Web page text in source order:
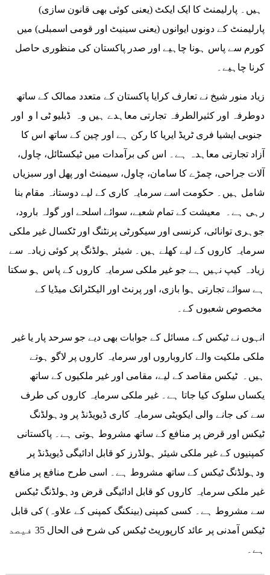
ہیں۔ پارلیمنٹ کا ایک ایکٹ (یعنی کوئی بھی قانون سازی)
پارلیمنٹ کے دونوں ایوانوں (یعنی سینیٹ اور قومی اسمبلی) میں
کورم سے پاس ہونا چاہیے اور صدر پاکستان کی منظوری حاصل
کرنا چاہیے۔
دوطرفہ اور کثیرالطرفہ تجارتی معاہدے ہیں وہ ڈبلیو ٹی ا و اور
جنوبی ایشیا فری ٹریڈ ایریا کا رکن ہے اور چین کے ساتھ اس کا
آزاد تجارتی معاہدہ ہے۔ اس کی برآمدات میں ٹیکسٹائل، چاول،
آلات جراحی، چمڑے کا سامان، چاول، سیمنٹ اور پھل اور سبزیاں
شامل ہیں۔ حکومت اسے سرمایہ کاری کے لیے دوستانہ مقام بنا
رہی ہے۔ معیشت کے تمام شعبے، سوائے اسلحے اور گولہ بارود،
جوہری توانائی، کرنسی اور سیکورٹی پرنٹنگ اور ٹکسال غیر ملکی
سرمایہ کاروں کے لیے کھلے ہیں۔ شیئر ہولڈنگ پر کوئی زیادہ سے
زیادہ کیپ نہیں ہے جو غیر ملکی سرمایہ کاروں کے پاس ہو سکتا
ہے سوائے تجارتی ہوا بازی، اور پرنٹ اور الیکٹرانک میڈیا کے
انہوں نے ٹیکس کے مسائل کے جوابات بھی دیے جو سرحد پار یا غیر
ملکی ملکیت والے کاروباروں اور سرمایہ کاروں پر لاگو ہوتے
ہیں۔ ٹیکس مقاصد کے لیے، مقامی اور غیر ملکیوں کے ساتھ
یکساں سلوک کیا جاتا ہے۔ غیر ملکی سرمایہ کاروں کی طرف
سے کی جانے والی ایکویٹی سرمایہ کاری ڈیویڈنڈ پر ودہولڈنگ
ٹیکس اور قرض پر منافع کے ساتھ مشروط ہوتی ہے۔ پاکستانی
کمپنیوں کے غیر ملکی شیئر ہولڈرز کو قابل ادائیگی ڈیویڈنڈ پر
ودہولڈنگ ٹیکس کے ساتھ مشروط ہے۔ اسی طرح منافع پر منافع
غیر ملکی سرمایہ کاروں کو قابل ادائیگی قرض ودہولڈنگ ٹیکس
سے مشروط ہے۔ کسی کمپنی (بینکنگ کمپنی کے علاوہ) کی قابل
ٹیکس آمدنی پر عائد کارپوریٹ ٹیکس کی شرح فی الحال 35 فیصد
ہے۔